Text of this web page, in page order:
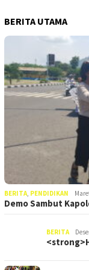
BERITA UTAMA
BERITA, PENDIDIKAN
Demo Sambut
BERITA